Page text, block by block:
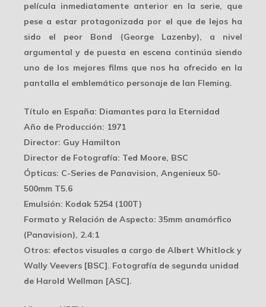
película inmediatamente anterior en la serie, que
pese a estar protagonizada por el que de lejos ha
sido el peor Bond (George Lazenby), a nivel
argumental y de puesta en escena continúa siendo
uno de los mejores films que nos ha ofrecido en la
pantalla el emblemático personaje de Ian Fleming.
Título en España: Diamantes para la Eternidad
Año de Producción: 1971
Director: Guy Hamilton
Director de Fotografía: Ted Moore, BSC
Ópticas: C-Series de Panavision, Angenieux 50-
500mm T5.6
Emulsión: Kodak 5254 (100T)
Formato y Relación de Aspecto: 35mm anamórfico
(Panavision), 2.4:1
Otros: efectos visuales a cargo de Albert Whitlock y
Wally Veevers [BSC]. Fotografía de segunda unidad
de Harold Wellman [ASC].